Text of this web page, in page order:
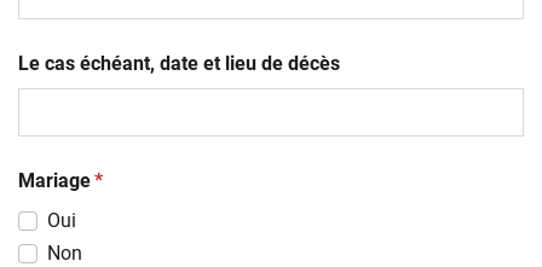
Le cas échéant, date et lieu de décès
Mariage(obligatoire)
*
Oui
Non